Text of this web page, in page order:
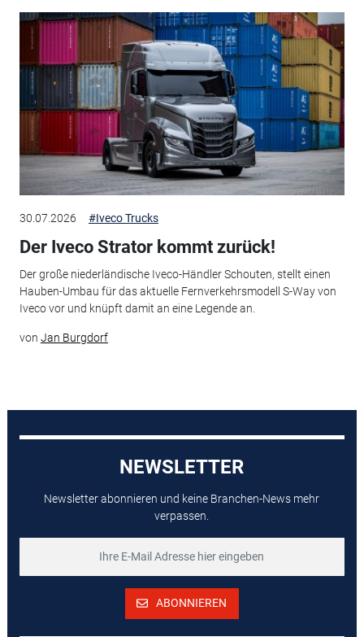
30.07.2026 #Iveco Trucks
Der Iveco Strator kommt zurück!
Der große niederländische Iveco-Händler Schouten, stellt einen
Hauben-Umbau für das aktuelle Fernverkehrsmodell S-Way von
Iveco vor und knüpft damit an eine Legende an.
von Jan Burgdorf
NEWSLETTER
Newsletter abonnieren und keine Branchen-News mehr
verpassen.
ABONNIEREN